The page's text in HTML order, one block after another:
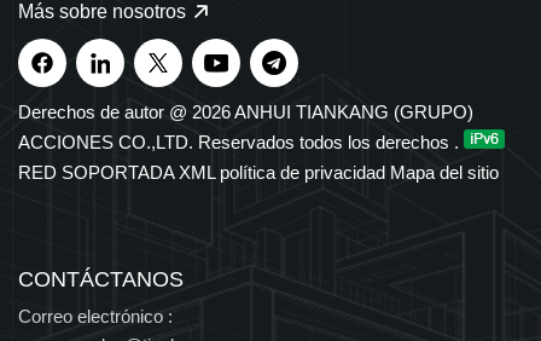
instrumentos y medidores, cables ópticos, productos médicos y
farmacéuticos, equipos eléctricos inteligentes y bandejas de
cables de polímero. Nuestros productos se utilizan ampliamente
en los sectores petroquímico, eléctrico, de transporte y de
nuevas energías. El Grupo cuenta con derechos de importación
y exportación independientes y ha sido reconocido durante
múltiples distinciones provinciales y nacionales.
Más sobre nosotros
Derechos de autor @ 2026 ANHUI TIANKANG (GRUPO)
ACCIONES CO.,LTD. Reservados todos los derechos .
RED SOPORTADA XML política de privacidad Mapa del sitio
CONTÁCTANOS
Correo electrónico :